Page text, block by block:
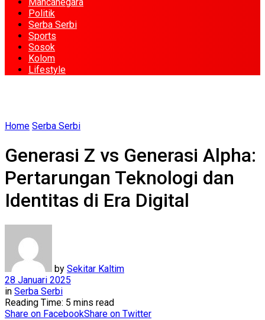
Politik
Serba Serbi
Sports
Sosok
Kolom
Lifestyle
Home Serba Serbi
Generasi Z vs Generasi Alpha:
Pertarungan Teknologi dan
Identitas di Era Digital
by Sekitar Kaltim
28 Januari 2025
in Serba Serbi
Reading Time: 5 mins read
Share on FacebookShare on Twitter